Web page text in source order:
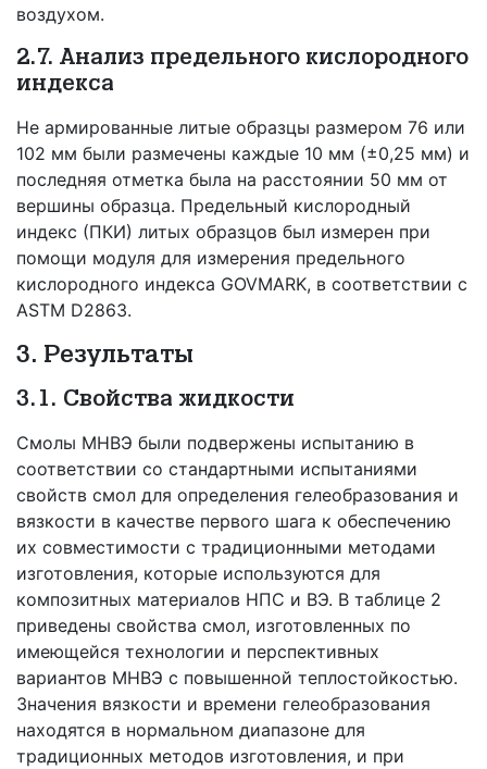
воздухом.
2.7. Анализ предельного кислородного
индекса
Не армированные литые образцы размером 76 или
102 мм были размечены каждые 10 мм (±0,25 мм) и
последняя отметка была на расстоянии 50 мм от
вершины образца. Предельный кислородный
индекс (ПКИ) литых образцов был измерен при
помощи модуля для измерения предельного
кислородного индекса GOVMARK, в соответствии с
ASTM D2863.
3. Результаты
3.1. Свойства жидкости
Смолы МНВЭ были подвержены испытанию в
соответствии со стандартными испытаниями
свойств смол для определения гелеобразования и
вязкости в качестве первого шага к обеспечению
их совместимости с традиционными методами
изготовления, которые используются для
композитных материалов НПС и ВЭ. В таблице 2
приведены свойства смол, изготовленных по
имеющейся технологии и перспективных
вариантов МНВЭ с повышенной теплостойкостью.
Значения вязкости и времени гелеобразования
находятся в нормальном диапазоне для
традиционных методов изготовления, и при